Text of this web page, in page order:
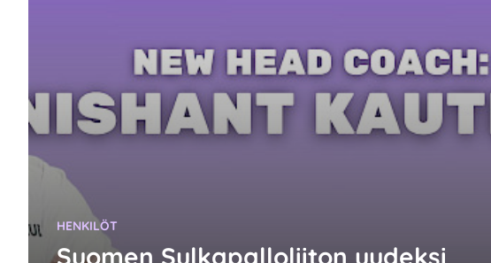
Suomen Sulkapalloliiton uudeksi
KATEGORIA:
HENKILÖT